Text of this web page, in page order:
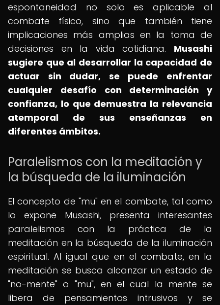
espontaneidad no solo es aplicable al
combate físico, sino que también tiene
implicaciones más amplias en la toma de
decisiones en la vida cotidiana. Musashi
sugiere que al desarrollar la capacidad de
actuar sin dudar, se puede enfrentar
cualquier desafío con determinación y
confianza, lo que demuestra la relevancia
atemporal de sus enseñanzas en
diferentes ámbitos.
Paralelismos con la meditación y
la búsqueda de la iluminación
El concepto de "mu" en el combate, tal como
lo expone Musashi, presenta interesantes
paralelismos con la práctica de la
meditación en la búsqueda de la iluminación
espiritual. Al igual que en el combate, en la
meditación se busca alcanzar un estado de
"no-mente" o "mu", en el cual la mente se
libera de pensamientos intrusivos y se